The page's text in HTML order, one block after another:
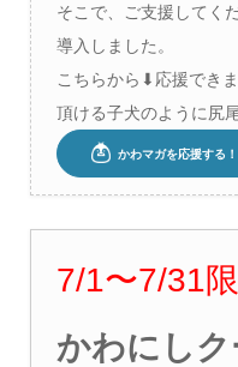
そこで、ご支援してく
導入しました。
こちらから⬇︎応援でき
頂ける子犬のように尻
7/1〜7/31
かわにし